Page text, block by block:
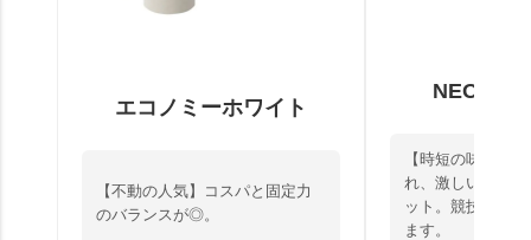
エコノミーホワイト
【不動の人気】コスパと固定力
のバランスが◎。
NEOソフ
【時短の味方】
れ、激しい動き
ット。競技現場
ます。